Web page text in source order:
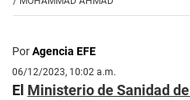
PorAgencia EFE
06/12/2023, 10:02 a.m.
El Ministerio de Sanidad de